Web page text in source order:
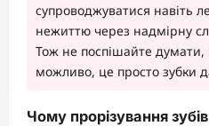
супроводжуватися навіть
нежиттю через надмірну
Тож не поспішайте думати,
можливо, це просто зубки
Чому прорізування